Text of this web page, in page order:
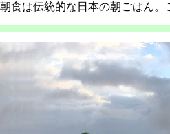
朝食は伝統的な日本の朝ごはん